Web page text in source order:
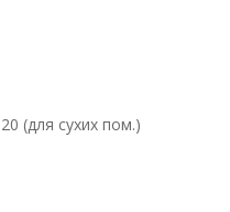
20 (для сухих пом.)